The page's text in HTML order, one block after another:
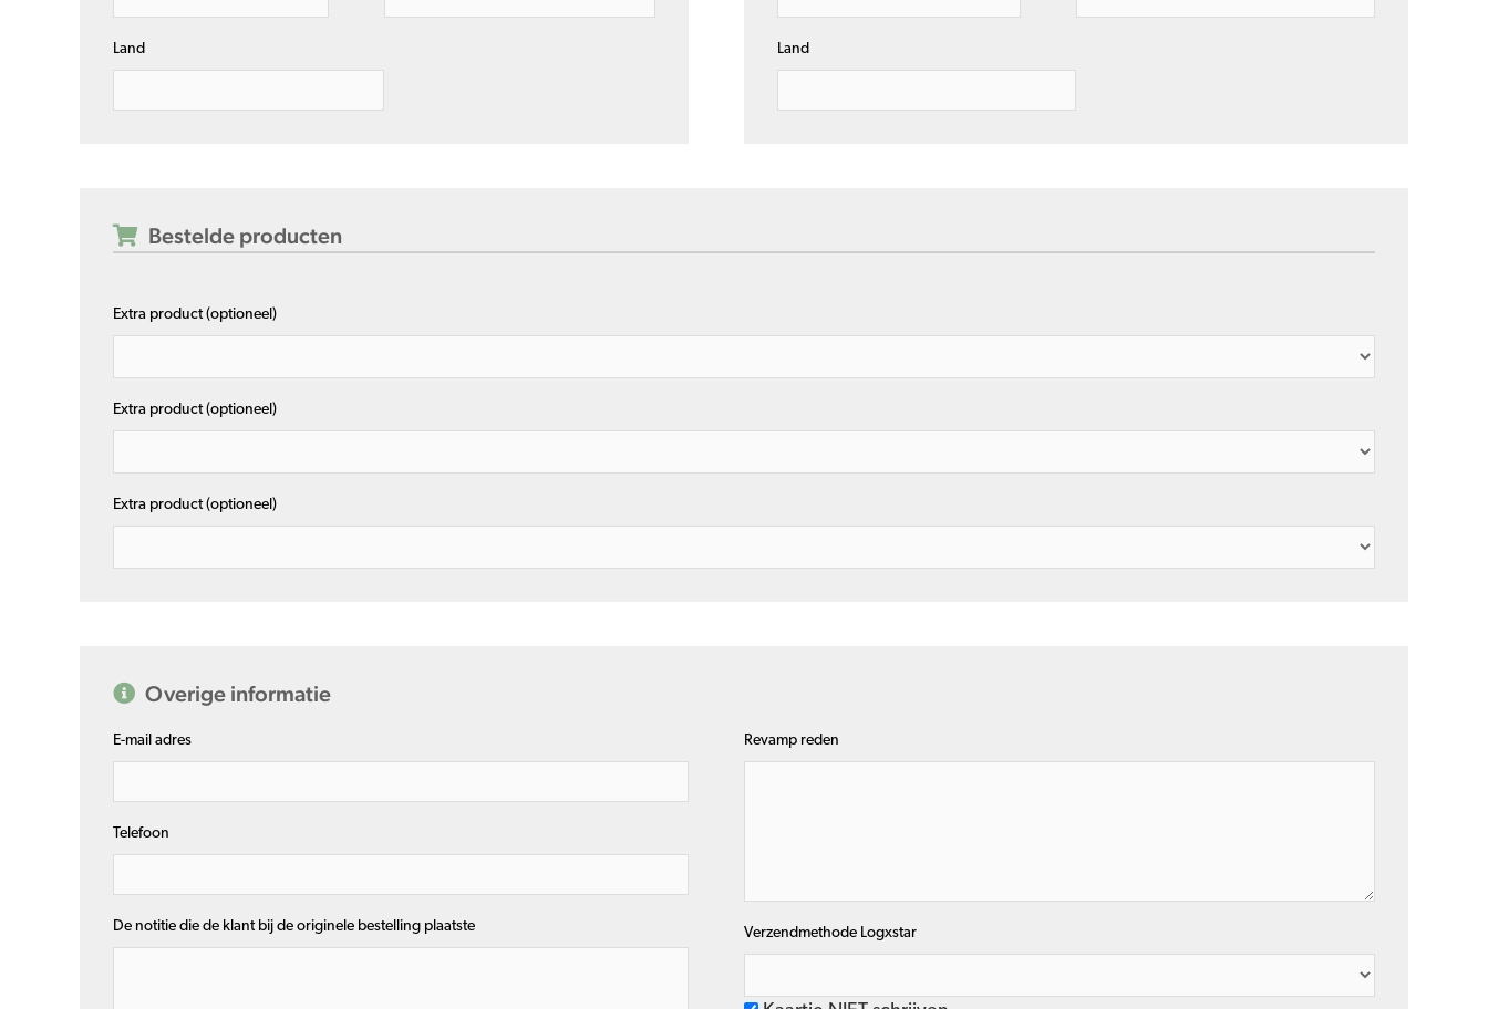
Land Land
Bestelde producten
Extra product (optioneel)
Extra product (optioneel)
Extra product (optioneel)
Overige informatie
E-mail adres
Telefoon
De notitie die de klant bij de originele bestelling plaatste
Revamp reden
Verzendmethode Logxstar